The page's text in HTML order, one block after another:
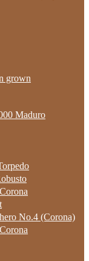
grown
Maduro
No.4 (Corona)